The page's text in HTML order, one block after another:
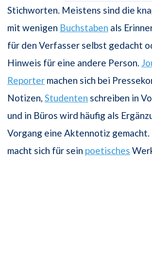
Stichworten. Meistens sind die
mit wenigen Buchstaben als
für den Verfasser selbst gedacht
Hinweis für eine andere Person.
Reporter machen sich bei
Notizen, Studenten schreiben in
und in Büros wird häufig als
Vorgang eine Aktennotiz
macht sich für sein poetisches